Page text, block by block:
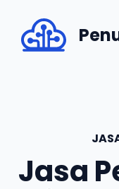
content
Jasa